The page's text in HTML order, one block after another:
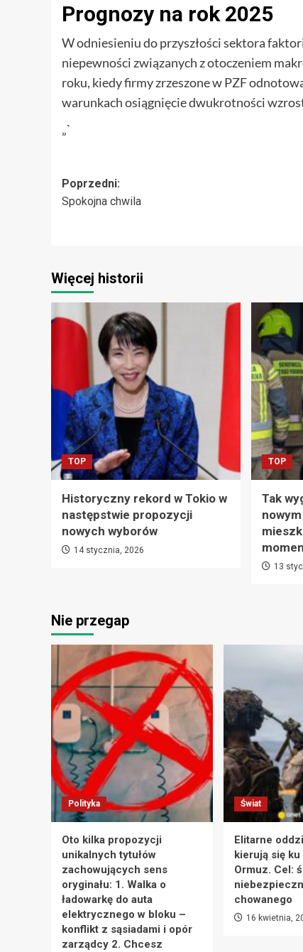
Prognozy na rok 2025
W odniesieniu do przyszłości sektora
niepewności związanych z otoczeniem
roku, kiedy firmy zrzeszone w PZF
warunkach osiągnięcie dwukrotności
„`
Zobacz
wpisy
Poprzedni:
Spokojna chwila
Więcej historii
TOP
Historyczny rekord w Tokio w
następstwie propozycji
nowych wyborów
14 stycznia, 2026
TOP
Tak
13
Nie przegap
Polityka
Oto kilka propozycji
unikalnych tytułów
zachowujących sens
oryginału: 1. Walka o
ładowarkę do auta
elektrycznego w bloku –
konflikt z sąsiadami i opór
zarządcy 2. Chcesz
Świat
Elitarne
kierują się
Ormuz. Cel:
chowanego
16 kwietnia,